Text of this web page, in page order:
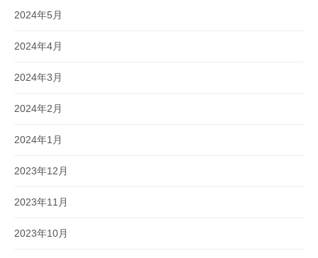
2024年5月
2024年4月
2024年3月
2024年2月
2024年1月
2023年12月
2023年11月
2023年10月